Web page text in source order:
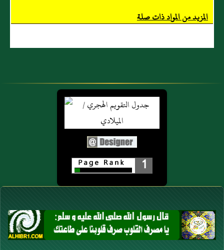
المزيد من المواد ذات صلة
1